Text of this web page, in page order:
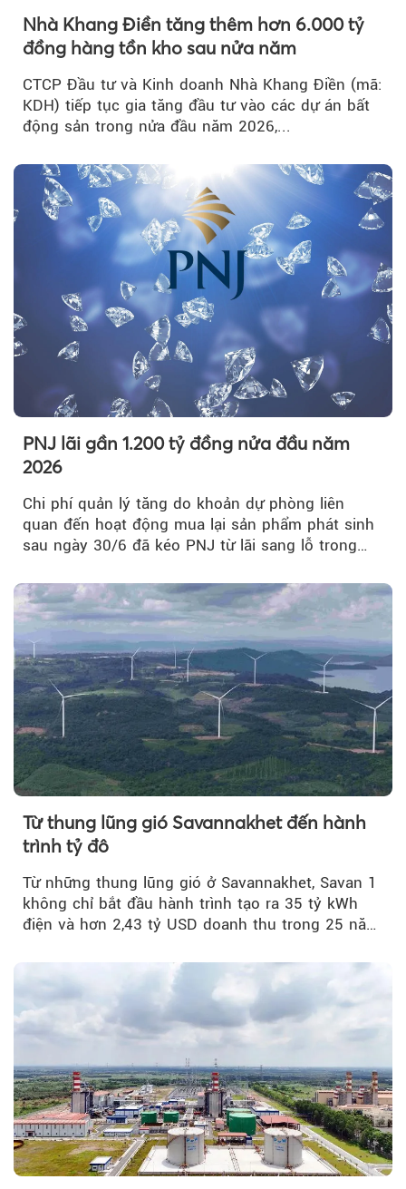
Nhà Khang Điền tăng thêm hơn 6.000 tỷ
đồng hàng tồn kho sau nửa năm
CTCP Đầu tư và Kinh doanh Nhà Khang Điền (mã:
KDH) tiếp tục gia tăng đầu tư vào các dự án bất
động sản trong nửa đầu năm 2026,...
PNJ lãi gần 1.200 tỷ đồng nửa đầu năm
2026
Chi phí quản lý tăng do khoản dự phòng liên
quan đến hoạt động mua lại sản phẩm phát sinh
sau ngày 30/6 đã kéo PNJ từ lãi sang lỗ trong
Từ thung lũng gió Savannakhet đến hành
trình tỷ đô
Từ những thung lũng gió ở Savannakhet, Savan 1
không chỉ bắt đầu hành trình tạo ra 35 tỷ kWh
điện và hơn 2,43 tỷ USD doanh thu trong 25 năm